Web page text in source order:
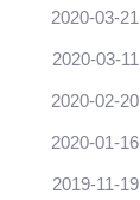
2020-03-21
2020-03-11
2020-02-20
2020-01-16
2019-11-19